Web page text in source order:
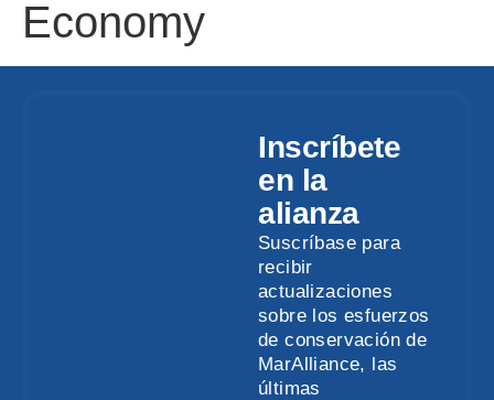
Economy
Inscríbete
en la
alianza
Suscríbase para
recibir
actualizaciones
sobre los esfuerzos
de conservación de
MarAlliance, las
últimas